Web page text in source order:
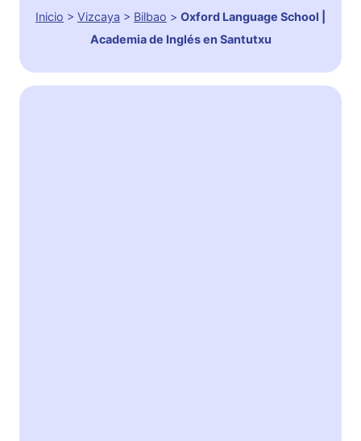
Inicio > Vizcaya > Bilbao > Oxford Language School |
Academia de Inglés en Santutxu